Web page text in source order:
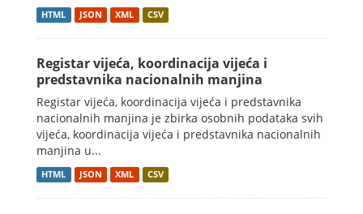
HTML JSON XML CSV
Registar vijeća, koordinacija vijeća i
predstavnika nacionalnih manjina
Registar vijeća, koordinacija vijeća i predstavnika
nacionalnih manjina je zbirka osobnih podataka svih
vijeća, koordinacija vijeća i predstavnika nacionalnih
manjina u...
HTML JSON XML CSV